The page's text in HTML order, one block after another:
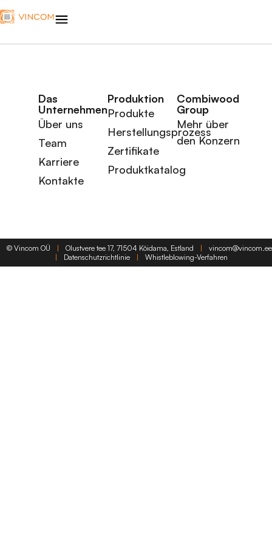
Das
Unternehmen
Über uns
Team
Karriere
Kontakte
Produktion
Produkte
Herstellungsprozess
Zertifikate
Produktkatalog
Combiwood
Group
Mehr über
den Konzern
© Vincom OÜ | Olustvere tee 17, 71504 Kõidama, Estland |
vincom@vincom.ee
|
Datenschutzrichtlinie | Whistleblowing-Verfahren